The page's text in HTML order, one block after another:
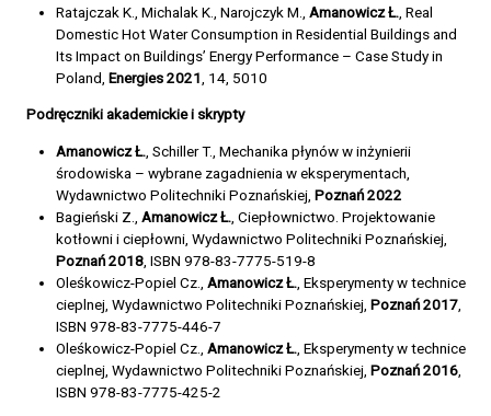
Ratajczak K., Michalak K., Narojczyk M., Amanowicz Ł., Real
Domestic Hot Water Consumption in Residential Buildings and
Its Impact on Buildings’ Energy Performance – Case Study in
Poland, Energies 2021 , 14, 5010
Podręczniki akademickie i skrypty
Amanowicz Ł., Schiller T., Mechanika płynów w inżynierii
środowiska – wybrane zagadnienia w eksperymentach,
Wydawnictwo Politechniki Poznańskiej, Poznań 2022
Bagieński Z., Amanowicz Ł., Ciepłownictwo. Projektowanie
kotłowni i ciepłowni, Wydawnictwo Politechniki Poznańskiej,
Poznań 2018, ISBN 978-83-7775-519-8
Oleśkowicz-Popiel Cz., Amanowicz Ł., Eksperymenty w technice
cieplnej, Wydawnictwo Politechniki Poznańskiej, Poznań 2017,
ISBN 978-83-7775-446-7
Oleśkowicz-Popiel Cz., Amanowicz Ł., Eksperymenty w technice
cieplnej, Wydawnictwo Politechniki Poznańskiej, Poznań 2016,
ISBN 978-83-7775-425-2